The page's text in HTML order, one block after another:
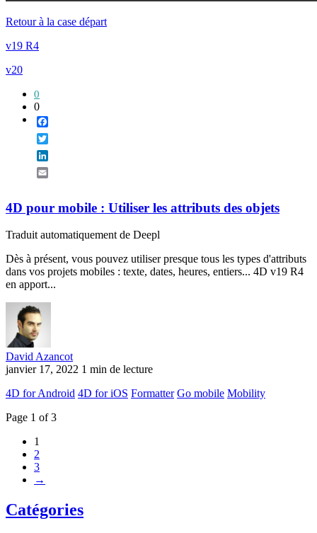
Retour à la case départ
v19 R4
v20
0
0
4D pour mobile : Utiliser les attributs des objets
Traduit automatiquement de Deepl
Dès à présent, vous pouvez utiliser presque tous les types d'attributs
dans vos projets mobiles : texte, dates, heures, entiers... 4D v19 R4
en apport...
David Azancot
janvier 17, 2022 1 min de lecture
4D for Android 4D for iOS Formatter Go mobile Mobility
Page 1 of 3
1
2
3
→
Catégories